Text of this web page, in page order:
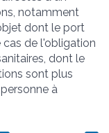
notamment
dont le port
cas de l'obligation
dont le
sont plus
à